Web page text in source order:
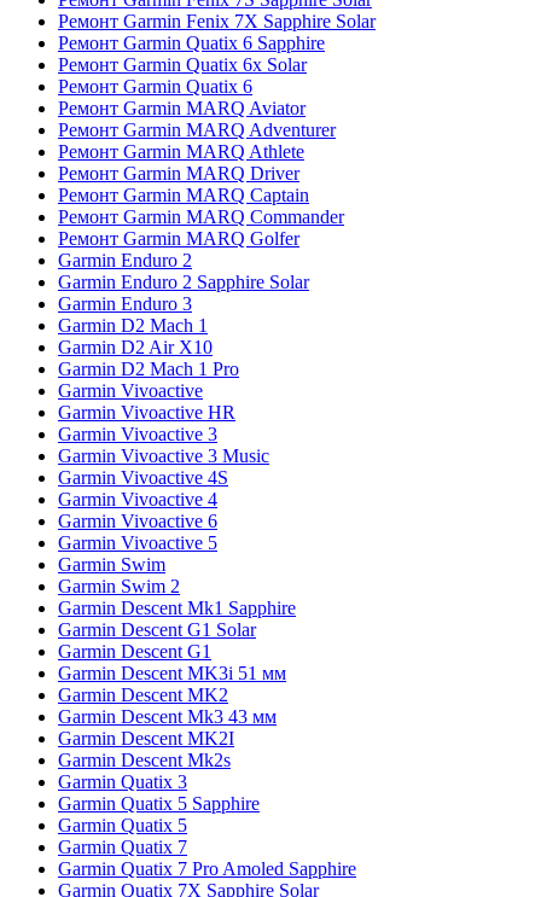
Ремонт Garmin Fenix 7X Sapphire Solar
Ремонт Garmin Quatix 6 Sapphire
Ремонт Garmin Quatix 6x Solar
Ремонт Garmin Quatix 6
Ремонт Garmin MARQ Aviator
Ремонт Garmin MARQ Adventurer
Ремонт Garmin MARQ Athlete
Ремонт Garmin MARQ Driver
Ремонт Garmin MARQ Captain
Ремонт Garmin MARQ Commander
Ремонт Garmin MARQ Golfer
Garmin Enduro 2
Garmin Enduro 2 Sapphire Solar
Garmin Enduro 3
Garmin D2 Mach 1
Garmin D2 Air X10
Garmin D2 Mach 1 Pro
Garmin Vivoactive
Garmin Vivoactive HR
Garmin Vivoactive 3
Garmin Vivoactive 3 Music
Garmin Vivoactive 4S
Garmin Vivoactive 4
Garmin Vivoactive 6
Garmin Vivoactive 5
Garmin Swim
Garmin Swim 2
Garmin Descent Mk1 Sapphire
Garmin Descent G1 Solar
Garmin Descent G1
Garmin Descent MK3i 51 мм
Garmin Descent MK2
Garmin Descent Mk3 43 мм
Garmin Descent MK2I
Garmin Descent Mk2s
Garmin Quatix 3
Garmin Quatix 5 Sapphire
Garmin Quatix 5
Garmin Quatix 7
Garmin Quatix 7 Pro Amoled Sapphire
Garmin Quatix 7X Sapphire Solar